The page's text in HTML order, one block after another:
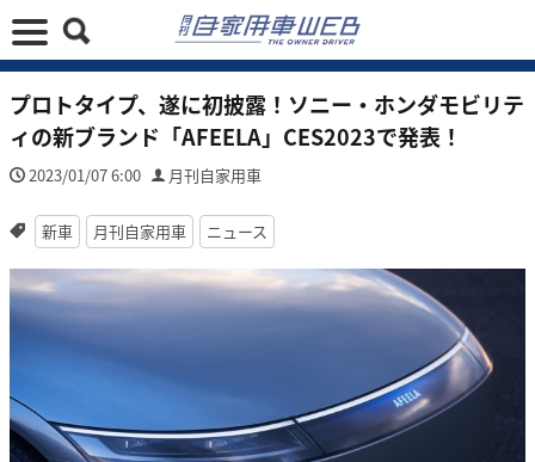
プロトタイプ、遂に初披露！ソニー・ホンダモビリテ
ィの新ブランド「AFEELA」CES2023で発表！
2023/01/07 6:00 月刊自家用車
新車 月刊自家用車 ニュース